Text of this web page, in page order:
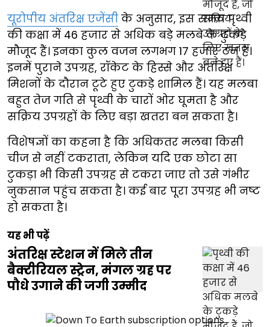
यूरोपीय अंतरिक्ष एजेंसी के अनुसार, इस समय पृथ्वी
की कक्षा में 46 हजार से अधिक बड़े मलबे के टुकड़े
मौजूद हैं। इनका कुल वजन लगभग 17 हजार टन है।
इनमें पुराने उपग्रह, रॉकेट के हिस्से और अंतरिक्ष
मिशनों के दौरान टूटे हुए टुकड़े शामिल हैं। यह मलबा
बहुत तेज गति से पृथ्वी के चारों ओर घूमता है और
सक्रिय उपग्रहों के लिए बड़ा खतरा बन सकता है।
विशेषज्ञों का कहना है कि अधिकतर मलबा किसी
चीज से नहीं टकराता, लेकिन यदि एक छोटा सा
टुकड़ा भी किसी उपग्रह से टकरा जाए तो उसे गंभीर
नुकसान पहुंच सकता है। कई बार पूरा उपग्रह भी नष्ट
हो सकता है।
यह भी पढ़ें
अंतरिक्ष स्टेशन में मिले तीन
बैक्टीरियल स्ट्रेन, मंगल ग्रह पर
पौधे उगाने की जगी उम्मीद